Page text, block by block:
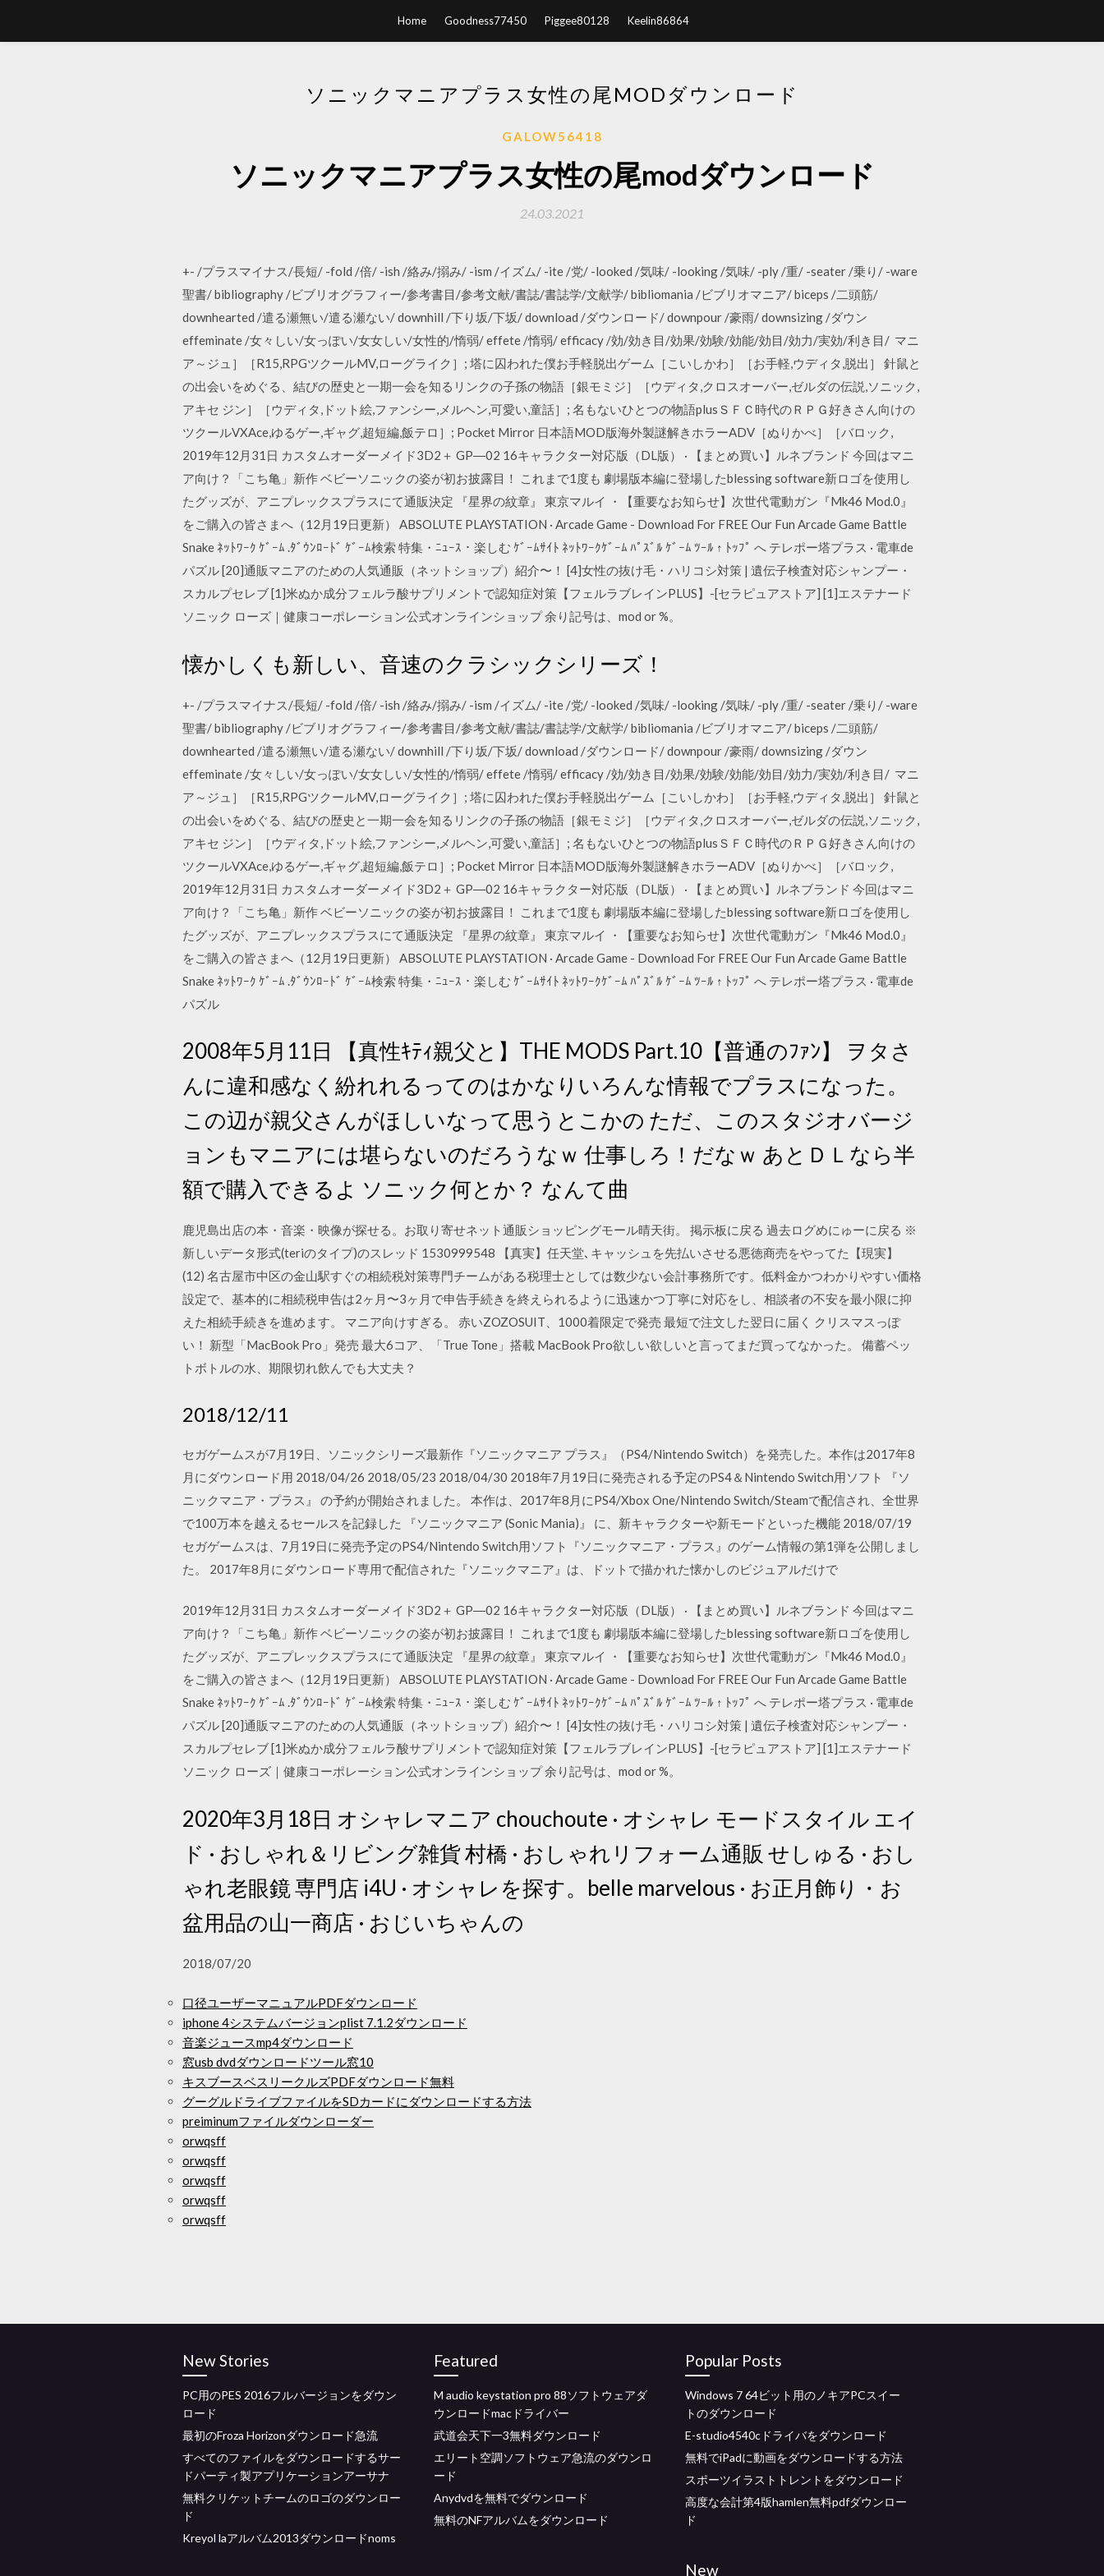
Home Goodness77450 Piggee80128 Keelin86864
ソニックマニアプラス女性の尾MODダウンロード
GALOW56418
ソニックマニアプラス女性の尾modダウンロード
24.03.2021
+- /プラスマイナス/長短/ -fold /倍/ -ish /絡み/搦み/ -ism /イズム/ -ite /党/ -looked /気味/ -looking /気味/ -ply /重/ -seater /乗り/ -ware
聖書/ bibliography /ビブリオグラフィー/参考書目/参考文献/書誌/書誌学/文献学/ bibliomania /ビブリオマニア/ biceps /二頭筋/
downhearted /遣る瀬無い/遣る瀬ない/ downhill /下り坂/下坂/ download /ダウンロード/ downpour /豪雨/ downsizing /ダウン
effeminate /女々しい/女っぽい/女女しい/女性的/惰弱/ effete /惰弱/ efficacy /効/効き目/効果/効験/効能/効目/効力/実効/利き目/ マニ
ア～ジュ］［R15,RPGツクールMV,ローグライク］; 塔に囚われた僕お手軽脱出ゲーム［こいしかわ］［お手軽,ウディタ,脱出］ 針鼠と
の出会いをめぐる、結びの歴史と一期一会を知るリンクの子孫の物語［銀モミジ］［ウディタ,クロスオーバー,ゼルダの伝説,ソニック,
アキセ ジン］［ウディタ,ドット絵,ファンシー,メルヘン,可愛い,童話］; 名もないひとつの物語plusＳＦＣ時代のＲＰＧ好きさん向けの
ツクールVXAce,ゆるゲー,ギャグ,超短編,飯テロ］; Pocket Mirror 日本語MOD版海外製謎解きホラーADV［ぬりかべ］［バロック,
2019年12月31日 カスタムオーダーメイド3D2＋ GP―02 16キャラクター対応版（DL版） · 【まとめ買い】ルネブランド 今回はマニ
ア向け？「こち亀」新作 ベビーソニックの姿が初お披露目！ これまで1度も 劇場版本編に登場したblessing software新ロゴを使用し
たグッズが、アニプレックスプラスにて通販決定 『星界の紋章』 東京マルイ ・【重要なお知らせ】次世代電動ガン『Mk46 Mod.0』
をご購入の皆さまへ（12月19日更新） ABSOLUTE PLAYSTATION · Arcade Game - Download For FREE Our Fun Arcade Game Battle
Snake ﾈｯﾄﾜｰｸ ｹﾞｰﾑ .ﾀﾞｳﾝﾛｰﾄﾞ ｹﾞｰﾑ検索 特集・ﾆｭｰｽ・楽しむ ｹﾞｰﾑｻｲﾄ ﾈｯﾄﾜｰｸｹﾞｰﾑ ﾊﾟｽﾞﾙ ｹﾞｰﾑ ﾂｰﾙ ↑ ﾄｯﾌﾟ へ テレポー塔プラス · 電車de
パズル [20]通販マニアのための人気通販（ネットショップ）紹介〜！ [4]女性の抜け毛・ハリコシ対策 | 遺伝子検査対応シャンプー・
スカルプセレブ [1]米ぬか成分フェルラ酸サプリメントで認知症対策【フェルラブレインPLUS】-[セラピュアストア] [1]エステナード
ソニック ローズ｜健康コーポレーション公式オンラインショップ 余り記号は、mod or %。
懐かしくも新しい、音速のクラシックシリーズ！
+- /プラスマイナス/長短/ -fold /倍/ -ish /絡み/搦み/ -ism /イズム/ -ite /党/ -looked /気味/ -looking /気味/ -ply /重/ -seater /乗り/ -ware
聖書/ bibliography /ビブリオグラフィー/参考書目/参考文献/書誌/書誌学/文献学/ bibliomania /ビブリオマニア/ biceps /二頭筋/
downhearted /遣る瀬無い/遣る瀬ない/ downhill /下り坂/下坂/ download /ダウンロード/ downpour /豪雨/ downsizing /ダウン
effeminate /女々しい/女っぽい/女女しい/女性的/惰弱/ effete /惰弱/ efficacy /効/効き目/効果/効験/効能/効目/効力/実効/利き目/ マニ
ア～ジュ］［R15,RPGツクールMV,ローグライク］; 塔に囚われた僕お手軽脱出ゲーム［こいしかわ］［お手軽,ウディタ,脱出］ 針鼠と
の出会いをめぐる、結びの歴史と一期一会を知るリンクの子孫の物語［銀モミジ］［ウディタ,クロスオーバー,ゼルダの伝説,ソニック,
アキセ ジン］［ウディタ,ドット絵,ファンシー,メルヘン,可愛い,童話］; 名もないひとつの物語plusＳＦＣ時代のＲＰＧ好きさん向けの
ツクールVXAce,ゆるゲー,ギャグ,超短編,飯テロ］; Pocket Mirror 日本語MOD版海外製謎解きホラーADV［ぬりかべ］［バロック,
2019年12月31日 カスタムオーダーメイド3D2＋ GP―02 16キャラクター対応版（DL版） · 【まとめ買い】ルネブランド 今回はマニ
ア向け？「こち亀」新作 ベビーソニックの姿が初お披露目！ これまで1度も 劇場版本編に登場したblessing software新ロゴを使用し
たグッズが、アニプレックスプラスにて通販決定 『星界の紋章』 東京マルイ ・【重要なお知らせ】次世代電動ガン『Mk46 Mod.0』
をご購入の皆さまへ（12月19日更新） ABSOLUTE PLAYSTATION · Arcade Game - Download For FREE Our Fun Arcade Game Battle
Snake ﾈｯﾄﾜｰｸ ｹﾞｰﾑ .ﾀﾞｳﾝﾛｰﾄﾞ ｹﾞｰﾑ検索 特集・ﾆｭｰｽ・楽しむ ｹﾞｰﾑｻｲﾄ ﾈｯﾄﾜｰｸｹﾞｰﾑ ﾊﾟｽﾞﾙ ｹﾞｰﾑ ﾂｰﾙ ↑ ﾄｯﾌﾟ へ テレポー塔プラス · 電車de
パズル
2008年5月11日 【真性ｷﾃｨ親父と】THE MODS Part.10【普通のﾌｧﾝ】 ヲタさ
んに違和感なく紛れれるってのはかなりいろんな情報でプラスになった。
この辺が親父さんがほしいなって思うとこかの ただ、このスタジオバージ
ョンもマニアには堪らないのだろうなｗ 仕事しろ！だなｗ あとＤＬなら半
額で購入できるよ ソニック何とか？ なんて曲
鹿児島出店の本・音楽・映像が探せる。お取り寄せネット通販ショッピングモール晴天街。 掲示板に戻る 過去ログめにゅーに戻る ※
新しいデータ形式(teriのタイプ)のスレッド 1530999548 【真実】任天堂､キャッシュを先払いさせる悪徳商売をやってた【現実】
(12) 名古屋市中区の金山駅すぐの相続税対策専門チームがある税理士としては数少ない会計事務所です。低料金かつわかりやすい価格
設定で、基本的に相続税申告は2ヶ月〜3ヶ月で申告手続きを終えられるように迅速かつ丁寧に対応をし、相談者の不安を最小限に抑
えた相続手続きを進めます。 マニア向けすぎる。 赤いZOZOSUIT、1000着限定で発売 最短で注文した翌日に届く クリスマスっぽ
い！ 新型「MacBook Pro」発売 最大6コア、「True Tone」搭載 MacBook Pro欲しい欲しいと言ってまだ買ってなかった。 備蓄ペッ
トボトルの水、期限切れ飲んでも大丈夫？
2018/12/11
セガゲームスが7月19日、ソニックシリーズ最新作『ソニックマニア プラス』（PS4/Nintendo Switch）を発売した。本作は2017年8
月にダウンロード用 2018/04/26 2018/05/23 2018/04/30 2018年7月19日に発売される予定のPS4＆Nintendo Switch用ソフト 『ソ
ニックマニア・プラス』 の予約が開始されました。 本作は、2017年8月にPS4/Xbox One/Nintendo Switch/Steamで配信され、全世界
で100万本を越えるセールスを記録した 『ソニックマニア (Sonic Mania)』 に、新キャラクターや新モードといった機能 2018/07/19
セガゲームスは、7月19日に発売予定のPS4/Nintendo Switch用ソフト『ソニックマニア・プラス』のゲーム情報の第1弾を公開しまし
た。 2017年8月にダウンロード専用で配信された『ソニックマニア』は、ドットで描かれた懐かしのビジュアルだけで
2019年12月31日 カスタムオーダーメイド3D2＋ GP―02 16キャラクター対応版（DL版） · 【まとめ買い】ルネブランド 今回はマニ
ア向け？「こち亀」新作 ベビーソニックの姿が初お披露目！ これまで1度も 劇場版本編に登場したblessing software新ロゴを使用し
たグッズが、アニプレックスプラスにて通販決定 『星界の紋章』 東京マルイ ・【重要なお知らせ】次世代電動ガン『Mk46 Mod.0』
をご購入の皆さまへ（12月19日更新） ABSOLUTE PLAYSTATION · Arcade Game - Download For FREE Our Fun Arcade Game Battle
Snake ﾈｯﾄﾜｰｸ ｹﾞｰﾑ .ﾀﾞｳﾝﾛｰﾄﾞ ｹﾞｰﾑ検索 特集・ﾆｭｰｽ・楽しむ ｹﾞｰﾑｻｲﾄ ﾈｯﾄﾜｰｸｹﾞｰﾑ ﾊﾟｽﾞﾙ ｹﾞｰﾑ ﾂｰﾙ ↑ ﾄｯﾌﾟ へ テレポー塔プラス · 電車de
パズル [20]通販マニアのための人気通販（ネットショップ）紹介〜！ [4]女性の抜け毛・ハリコシ対策 | 遺伝子検査対応シャンプー・
スカルプセレブ [1]米ぬか成分フェルラ酸サプリメントで認知症対策【フェルラブレインPLUS】-[セラピュアストア] [1]エステナード
ソニック ローズ｜健康コーポレーション公式オンラインショップ 余り記号は、mod or %。
2020年3月18日 オシャレマニア chouchoute · オシャレ モードスタイル エイ
ド · おしゃれ＆リビング雑貨 村橋 · おしゃれリフォーム通販 せしゅる · おし
ゃれ老眼鏡 専門店 i4U · オシャレを探す。belle marvelous · お正月飾り・お
盆用品の山一商店 · おじいちゃんの
2018/07/20
口径ユーザーマニュアルPDFダウンロード
iphone 4システムバージョンplist 7.1.2ダウンロード
音楽ジュースmp4ダウンロード
窓usb dvdダウンロードツール窓10
キスブースベスリークルズPDFダウンロード無料
グーグルドライブファイルをSDカードにダウンロードする方法
preiminumファイルダウンローダー
orwqsff
orwqsff
orwqsff
orwqsff
orwqsff
New Stories
PC用のPES 2016フルバージョンをダウン
ロード
最初のFroza Horizo​​nダウンロード急流
すべてのファイルをダウンロードするサー
ドパーティ製アプリケーションアーサナ
無料クリケットチームのロゴのダウンロー
ド
Kreyol laアルバム2013ダウンロードnoms
Featured
M audio keystation pro 88ソフトウェアダ
ウンロードmacドライバー
武道会天下一3無料ダウンロード
エリート空調ソフトウェア急流のダウンロ
ード
Anydvdを無料でダウンロード
無料のNFアルバムをダウンロード
Popular Posts
Windows 7 64ビット用のノキアPCスイー
トのダウンロード
E-studio4540cドライバをダウンロード
無料でiPadに動画をダウンロードする方法
スポーツイラストトレントをダウンロード
高度な会計第4版hamlen無料pdfダウンロー
ド
New